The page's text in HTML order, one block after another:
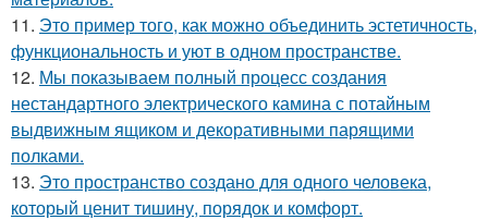
11. Это пример того, как можно объединить эстетичность,
функциональность и уют в одном пространстве.
12. Мы показываем полный процесс создания
нестандартного электрического камина с потайным
выдвижным ящиком и декоративными парящими
полками.
13. Это пространство создано для одного человека,
который ценит тишину, порядок и комфорт.